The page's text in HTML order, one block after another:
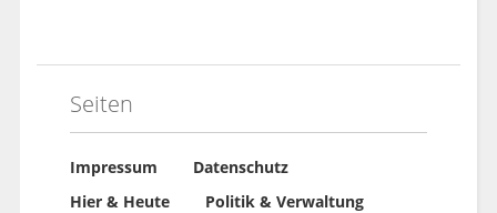
Seiten
Impressum
Datenschutz
Hier & Heute
Politik & Verwaltung